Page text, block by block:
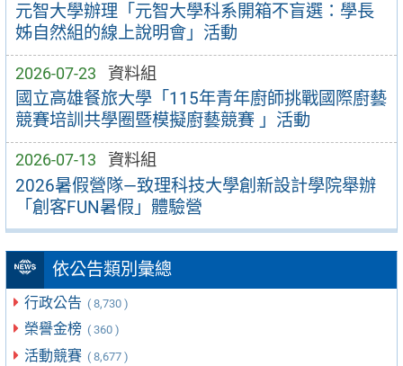
元智大學辦理「元智大學科系開箱不盲選：學長
姊自然組的線上說明會」活動
2026-07-23 資料組
國立高雄餐旅大學「115年青年廚師挑戰國際廚藝
競賽培訓共學圈暨模擬廚藝競賽 」活動
2026-07-13 資料組
2026暑假營隊—致理科技大學創新設計學院舉辦
「創客FUN暑假」體驗營
依公告類別彙總
行政公告 ( 8,730 )
榮譽金榜 ( 360 )
活動競賽 ( 8,677 )